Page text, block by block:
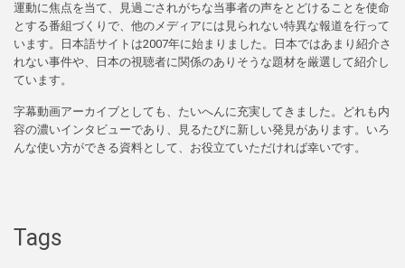
運動に焦点を当て、見過ごされがちな当事者の声をとどけることを使命
とする番組づくりで、他のメディアには見られない特異な報道を行って
います。日本語サイトは2007年に始まりました。日本ではあまり紹介さ
れない事件や、日本の視聴者に関係のありそうな題材を厳選して紹介し
ています。
字幕動画アーカイブとしても、たいへんに充実してきました。どれも内
容の濃いインタビューであり、見るたびに新しい発見があります。いろ
んな使い方ができる資料として、お役立ていただければ幸いです。
Tags